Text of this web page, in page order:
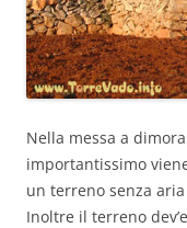
Nella messa a
importantissimo
un terreno senza
Inoltre il terreno